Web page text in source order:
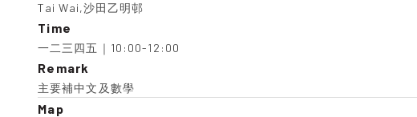
Tai Wai,沙田乙明邨
Time
一二三四五｜10:00-12:00
Remark
主要補中文及數學
Map